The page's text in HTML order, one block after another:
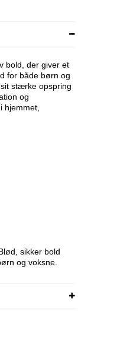
bold, der giver et
for både børn og
stærke opspring
og
hjemmet,
sikker bold
og voksne.